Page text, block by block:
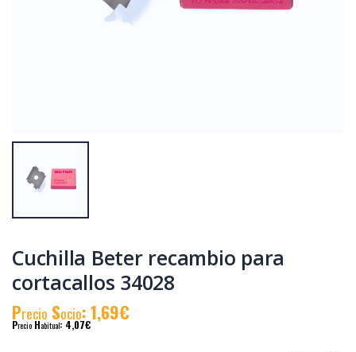
Cuchilla Beter recambio para
cortacallos 34028
Precio Socio: 1,69€
Precio Habitual: 4,07€
Pinza de depilar